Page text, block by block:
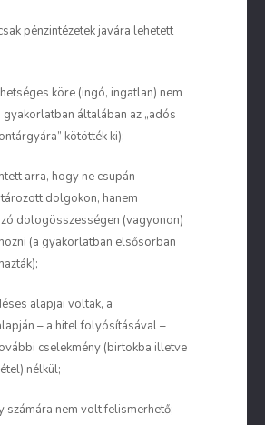
pénzintézetek javára lehetett
köre (ingó, ingatlan) nem
általában az „adós
kötötték ki);
arra, hogy ne csupán
dolgokon, hanem
dologösszességen (vagyonon)
(a gyakorlatban elsősorban
alapjai voltak, a
– a hitel folyósításával –
cselekmény (birtokba illetve
nélkül;
számára nem voltfelismerhető;